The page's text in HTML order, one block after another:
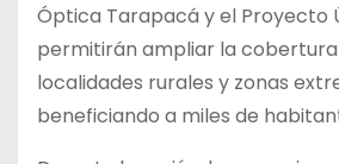
Óptica Tarapacá y el Proyecto
permitirán ampliar la
localidades rurales y zonas
beneficiando a miles de